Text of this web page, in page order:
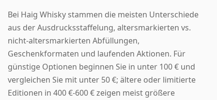
Bei Haig Whisky stammen die meisten Unterschiede
aus der Ausdrucksstaffelung, altersmarkierten vs.
nicht-altersmarkierten Abfüllungen,
Geschenkformaten und laufenden Aktionen. Für
günstige Optionen beginnen Sie in unter 100 € und
vergleichen Sie mit unter 50 €; ältere oder limitierte
Editionen in 400 €-600 € zeigen meist größere